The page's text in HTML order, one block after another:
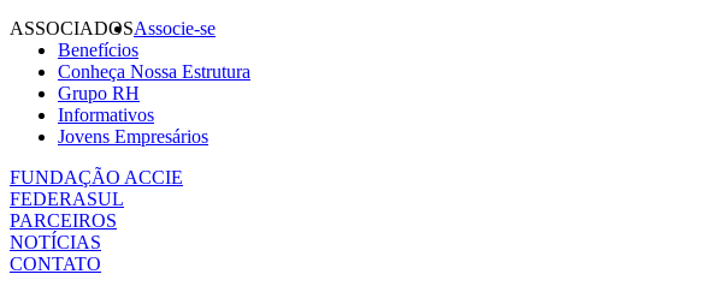
ASSOCIADOSAssocie-se
Benefícios
Conheça Nossa Estrutura
Grupo RH
Informativos
Jovens Empresários
FUNDAÇÃO ACCIE
FEDERASUL
PARCEIROS
NOTÍCIAS
CONTATO